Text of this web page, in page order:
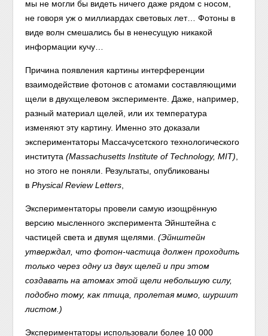
мы не могли бы видеть ничего даже рядом с носом,
не говоря уж о миллиардах световых лет… Фотоны в
виде волн смешались бы в ненесущую никакой
информации кучу…
Причина появления картины интерференции
взаимодействие фотонов с атомами составляющими
щели в двухщелевом эксперименте. Даже, например,
разный материал щелей, или их температура
изменяют эту картину. Именно это доказали
экспериментаторы Массачусетского технологического
института(Massachusetts Institute of Technology, MIT),
но этого не поняли. Результаты, опубликованы
вPhysical Review Letters,
Экспериментаторы провели самую изощрённую
версию мысленного эксперимента Эйнштейна с
частицей света и двумя щелями.(Эйнштейн
утверждал, что фотон-частица должен проходить
только через одну из двух щелей и при этом
создавать на атомах этой щели небольшую силу,
подобно тому, как птица, пролетая мимо, шуршит
листом.)
Экспериментаторы использовали более 10 000